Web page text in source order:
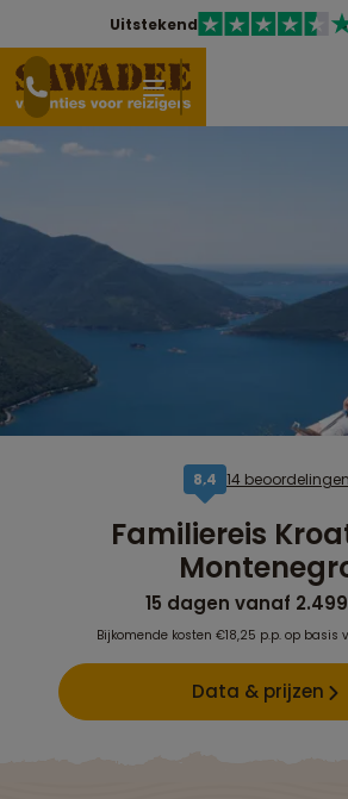
Uitstekend
8,4 14 beoordelingen
Familiereis
15 dagen vanaf
Bijkomende kosten €18,25 p.p. op basis
Data & prijzen